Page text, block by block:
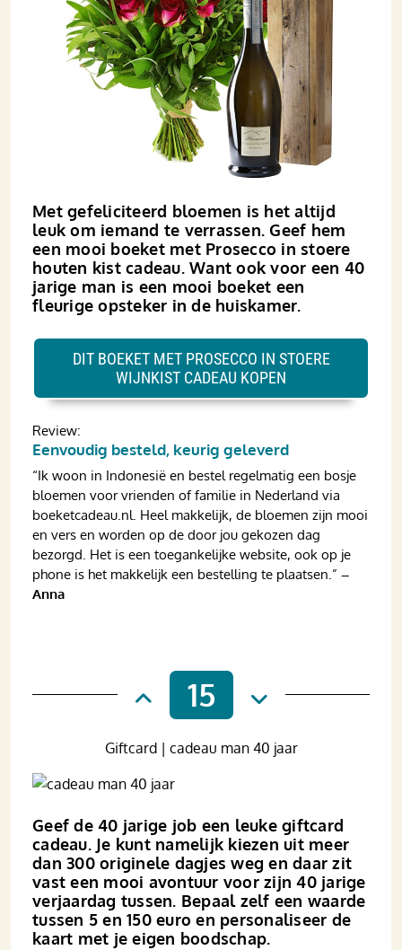
Met gefeliciteerd bloemen is het altijd
leuk om iemand te verrassen. Geef hem
een mooi boeket met Prosecco in stoere
houten kist cadeau. Want ook voor een 40
jarige man is een mooi boeket een
fleurige opsteker in de huiskamer.
Review:
Eenvoudig besteld, keurig geleverd
“Ik woon in Indonesië en bestel regelmatig een bosje
bloemen voor vrienden of familie in Nederland via
boeketcadeau.nl. Heel makkelijk, de bloemen zijn mooi
en vers en worden op de door jou gekozen dag
bezorgd. Het is een toegankelijke website, ook op je
phone is het makkelijk een bestelling te plaatsen.” –
Anna
DIT BOEKET MET PROSECCO IN STOERE
WIJNKIST CADEAU KOPEN
15
Geef de 40 jarige job een leuke giftcard
cadeau. Je kunt namelijk kiezen uit meer
dan 300 originele dagjes weg en daar zit
vast een mooi avontuur voor zijn 40 jarige
verjaardag tussen. Bepaal zelf een waarde
tussen 5 en 150 euro en personaliseer de
kaart met je eigen boodschap.
Giftcard | cadeau man 40 jaar